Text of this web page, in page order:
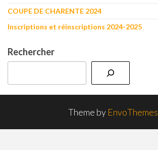
COUPE DE CHARENTE 2024
Inscriptions et réinscriptions 2024-2025
Rechercher
Theme by EnvoThemes